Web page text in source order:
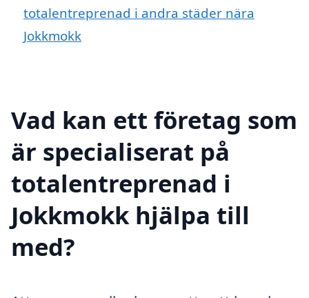
totalentreprenad i andra städer nära
Jokkmokk
Vad kan ett företag som
är specialiserat på
totalentreprenad i
Jokkmokk hjälpa till
med?